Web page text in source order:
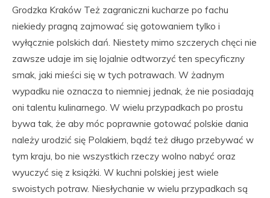
Grodzka Kraków Też zagraniczni kucharze po fachu
niekiedy pragną zajmować się gotowaniem tylko i
wyłącznie polskich dań. Niestety mimo szczerych chęci nie
zawsze udaje im się lojalnie odtworzyć ten specyficzny
smak, jaki mieści się w tych potrawach. W żadnym
wypadku nie oznacza to niemniej jednak, że nie posiadają
oni talentu kulinarnego. W wielu przypadkach po prostu
bywa tak, że aby móc poprawnie gotować polskie dania
należy urodzić się Polakiem, bądź też długo przebywać w
tym kraju, bo nie wszystkich rzeczy wolno nabyć oraz
wyuczyć się z książki. W kuchni polskiej jest wiele
swoistych potraw. Niesłychanie w wielu przypadkach są